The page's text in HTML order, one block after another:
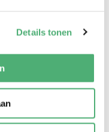
Details tonen